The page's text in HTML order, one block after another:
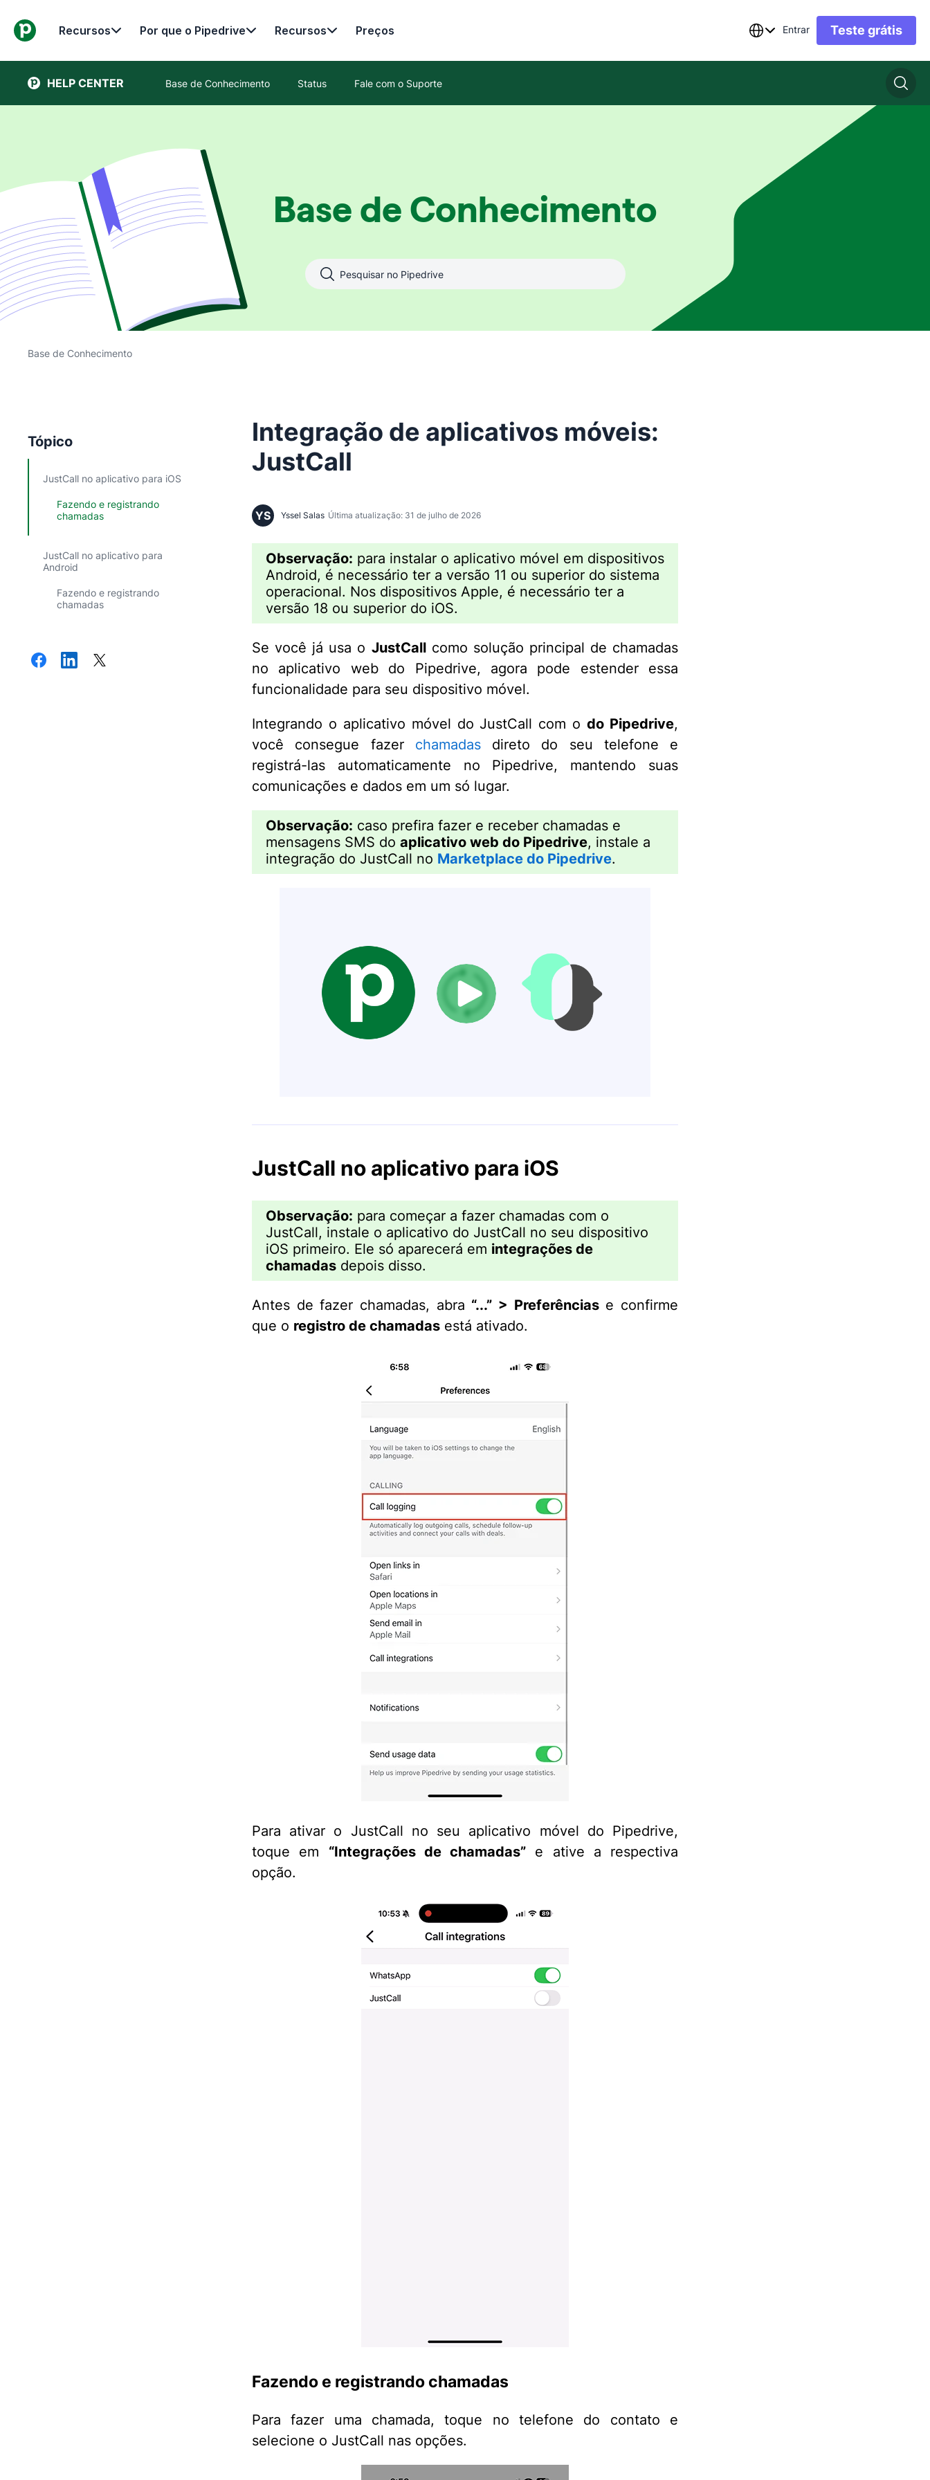
Recursos Por que o Pipedrive Recursos Preços Entrar Teste grátis
HELP CENTER Base de Conhecimento Status Fale com o Suporte
Base de Conhecimento
Base de Conhecimento
Tópico
JustCall no aplicativo para iOS
Fazendo e registrando
chamadas
JustCall no aplicativo para
Android
Fazendo e registrando
chamadas
Integração de aplicativos móveis:
JustCall
YS Yssel Salas Última atualização: 31 de julho de 2026
Observação: para instalar o aplicativo móvel em dispositivos
Android, é necessário ter a versão 11 ou superior do sistema
operacional. Nos dispositivos Apple, é necessário ter a
versão 18 ou superior do iOS.
Se você já usa o JustCallcomo solução principal de chamadas
no aplicativo web do Pipedrive, agora pode estender essa
funcionalidade para seu dispositivo móvel.
Integrando o aplicativo móvel do JustCall com odo Pipedrive,
você consegue fazer chamadasdireto do seu telefone e
registrá-las automaticamente no Pipedrive, mantendo suas
comunicações e dados em um só lugar.
Observação: caso prefira fazer e receber chamadas e
mensagens SMS do aplicativo web do Pipedrive, instale a
integração do JustCall no Marketplace do Pipedrive.
JustCall no aplicativo para iOS
Observação: para começar a fazer chamadas com o
JustCall, instale o aplicativo do JustCall no seu dispositivo
iOS primeiro. Ele só aparecerá em integrações de
chamadas depois disso.
Antes de fazer chamadas, abra “...” > Preferênciase confirme
que o registro de chamadas está ativado.
Para ativar o JustCall no seu aplicativo móvel do Pipedrive,
toque em “Integrações de chamadas” e ative a respectiva
opção.
Fazendo e registrando chamadas
Para fazer uma chamada, toque no telefone do contato e
selecione o JustCall nas opções.